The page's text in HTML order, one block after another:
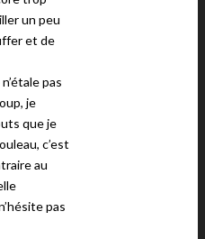
un peu
et de
pas
je
que je
c’est
au
pas